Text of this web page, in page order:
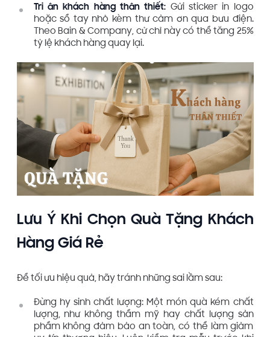
Tri ân khách hàng thân thiết: Gửi sticker in logo
hoặc sổ tay nhỏ kèm thư cảm ơn qua bưu điện.
Theo Bain & Company, cử chỉ này có thể tăng 25%
tỷ lệ khách hàng quay lại.
Lưu Ý Khi Chọn Quà Tặng Khách
Hàng Giá Rẻ
Để tối ưu hiệu quả, hãy tránh những sai lầm sau:
Đừng hy sinh chất lượng: Một món quà kém chất
lượng, như không thẩm mỹ hay chất lượng sản
phẩm không đảm bảo an toàn, có thể làm giảm